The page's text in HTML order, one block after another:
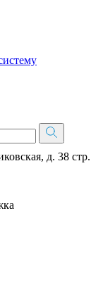
д. 38 стр.